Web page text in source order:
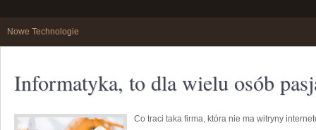
Nowe Technologie
Informatyka, to dla wielu osób
Co traci taka firma, która nie ma witryny